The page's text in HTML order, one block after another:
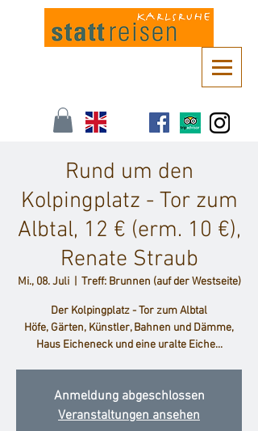
Rund um den
Kolpingplatz - Tor zum
Albtal, 12 € (erm. 10 €),
Renate Straub
Mi., 08. Juli
  |
Treff: Brunnen (auf der Westseite)
Der Kolpingplatz - Tor zum Albtal
Höfe, Gärten, Künstler, Bahnen und Dämme,
Haus Eicheneck und eine uralte Eiche...
Anmeldung abgeschlossen
Veranstaltungen ansehen